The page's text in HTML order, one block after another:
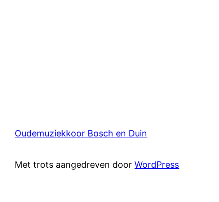
Oudemuziekkoor Bosch en Duin
Met trots aangedreven doorWordPress